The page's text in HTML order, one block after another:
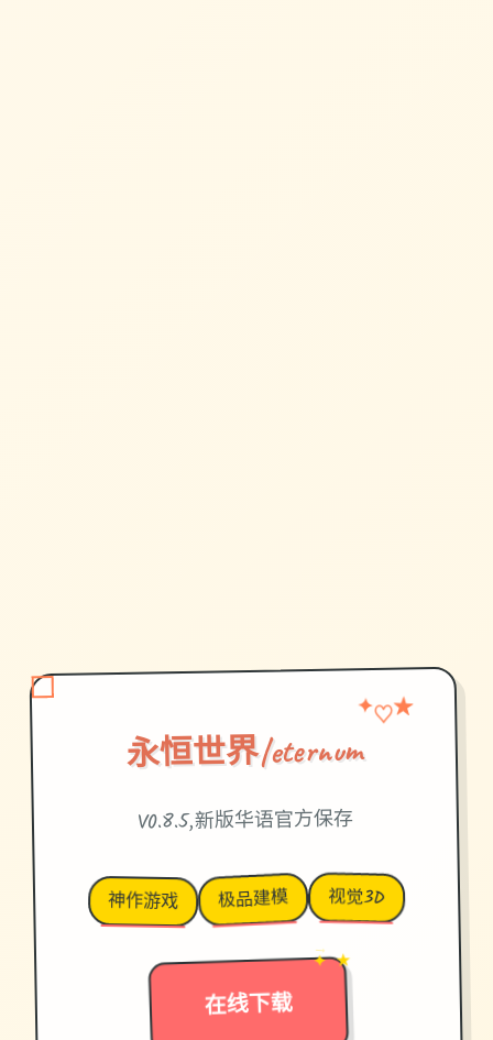
永恒世界|eternum
✦♡★
V0.8.5,新版华语官方保存
神作游戏 极品建模 视觉3D
在线下载
→
✦ ★